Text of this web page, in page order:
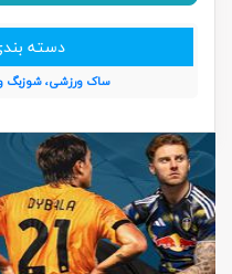
دسته
ساک ورزشی، شوزبگ